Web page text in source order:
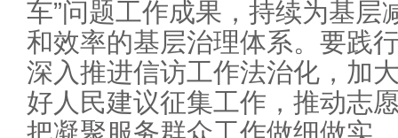
车”问题工作成果，持续为基层
和效率的基层治理体系。要践
深入推进信访工作法治化，加
好人民建议征集工作，推动志